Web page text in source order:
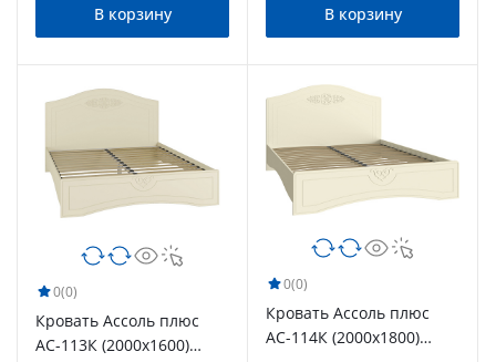
В корзину
В корзину
0(0)
Кровать Ассоль плюс
АС-113К (2000х1600)
0(0)
Кровать Ассоль плюс
АС-114К (2000x1800)